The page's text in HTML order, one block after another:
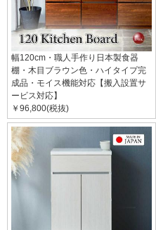
幅120cm・職人手作り日本製食器
棚・木目ブラウン色・ハイタイプ完
成品・モイス機能対応【搬入設置サ
ービス対応】
￥96,800(税抜)